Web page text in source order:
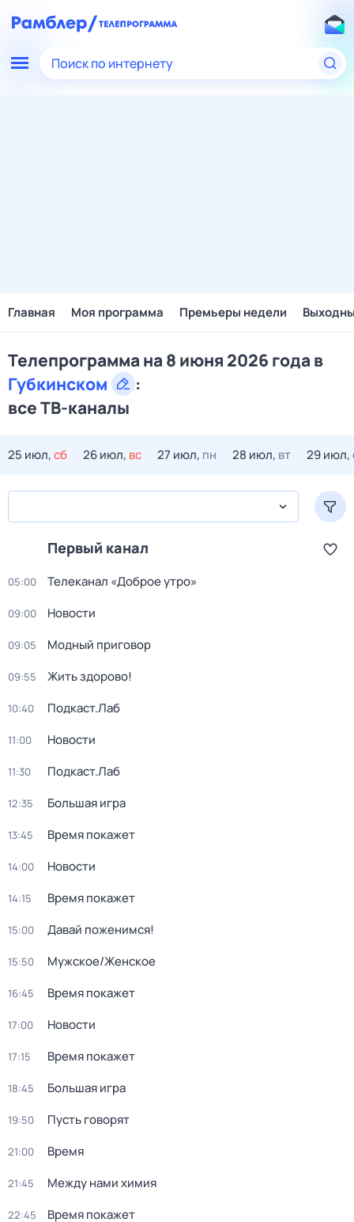
Поиск по интернету
Главная Моя программа Премьеры недели
Телепрограмма на 8 июня 2026 года в
Губкинском
:
все ТВ-каналы
25 июл,сб 26 июл, вс 27 июл, пн 28 июл, вт 29 июл,
Первый канал
05:00 Телеканал «Доброе утро»
09:00 Новости
09:05 Модный приговор
09:55 Жить здорово!
10:40 Подкаст.Лаб
11:00 Новости
11:30 Подкаст.Лаб
12:35 Большая игра
13:45 Время покажет
14:00 Новости
14:15 Время покажет
15:00 Давай поженимся!
15:50 Мужское/Женское
16:45 Время покажет
17:00 Новости
17:15 Время покажет
18:45 Большая игра
19:50 Пусть говорят
21:00 Время
21:45 Между нами химия
22:45 Время покажет